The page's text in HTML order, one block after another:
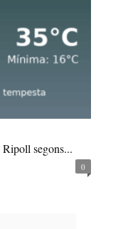
segons...
0